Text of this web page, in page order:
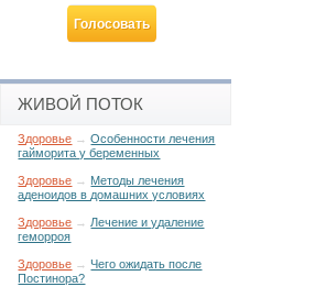
ЖИВОЙ ПОТОК
Здоровье →Особенности лечения
гайморита у беременных
Здоровье → Методы лечения
аденоидов в домашних условиях
Здоровье → Лечение и удаление
геморроя
Здоровье →Чего ожидать после
Постинора?